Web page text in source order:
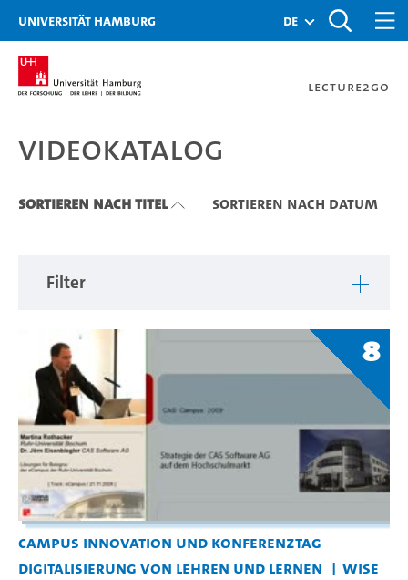
Zu den Filtern
Zur Metanavigation
Zur Hauptnavigation
Zur Suche
Zum Inhalt
Zum Seitenfuss
Universität Hamburg de
Lecture2Go
Videokatalog
Videokatalog
Sortieren nach Titel Sortieren nach Datum
Filter
8
Campus Innovation und Konferenztag
Digitalisierung von Lehren und Lernen
WiSe